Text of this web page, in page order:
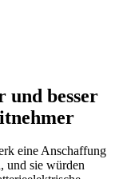
und besser
eine Anschaffung
und sie würden